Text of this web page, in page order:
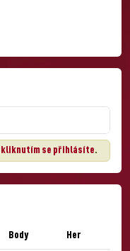
kliknutím se přihlásíte.
Body Her